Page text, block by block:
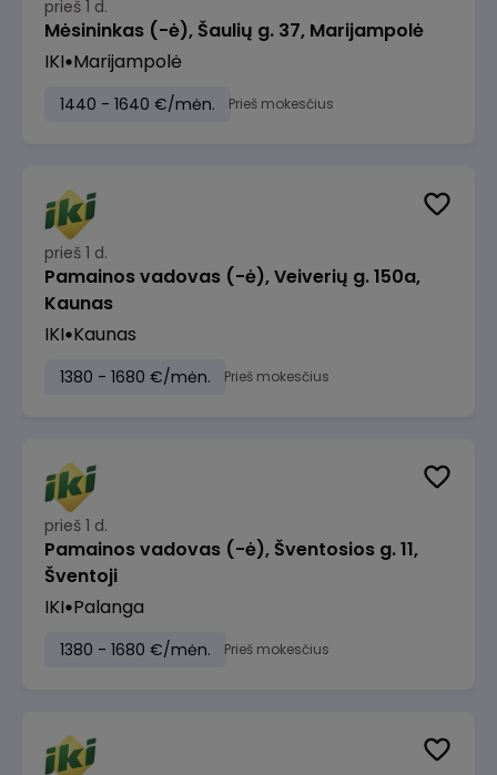
prieš 1 d.
Mėsininkas (-ė), Šaulių g. 37, Marijampolė
IKI Marijampolė
1440 - 1640 €/mėn. Prieš mokesčius
prieš 1 d.
Pamainos vadovas (-ė), Veiverių g. 150a,
Kaunas
IKI Kaunas
1380 - 1680 €/mėn. Prieš mokesčius
prieš 1 d.
Pamainos vadovas (-ė), Šventosios g. 11,
Šventoji
IKI Palanga
1380 - 1680 €/mėn. Prieš mokesčius